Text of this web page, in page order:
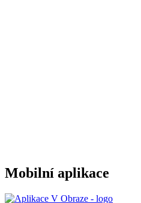
Mobilní aplikace